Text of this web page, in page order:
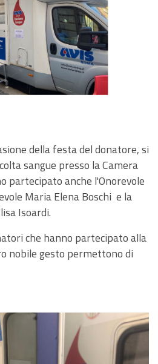
della festa del donatore, si
sangue presso la Camera
partecipato anche l'Onorevole
Maria Elena Boschi e la
Isoardi.
che hanno partecipato alla
nobile gesto permettono di